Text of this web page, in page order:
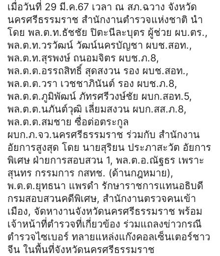
เมื่อวันที่ 29 มี.ค.67 เวลา ณ สภ.ฉวาง จังหวัด
นครศรีธรรมราช สำนักงานตำรวจแห่งชาติ นำ
โดย พล.ต.ท.ธัชชัย ปิตะนีละบุตร ผู้ช่วย ผบ.ตร.,
พล.ต.ท.วรวัฒน์ วัฒน์นครบัญชา ผบช.สอท.,
พล.ต.ท.สุรพงษ์ ถนอมจิตร ผบช.ภ.8,
พล.ต.ต.อรรถสิทธิ์ สุดสงวน รอง ผบช.สอท.,
พล.ต.ต.วรา เวชชาภินันต์ รอง ผบช.ภ.8,
พล.ต.ต.ภูมิพัฒน์ ภัทรศรีวงษ์ชัย ผบก.สอท.5,
พล.ต.ต.นภันต์วุฒิ เลี่ยมสงวน ผบก.สส.ภ.8,
พล.ต.ต.สมชาย ซื่อต่อตระกูล
ผบก.ภ.จว.นครศรีธรรมราช ร่วมกับ สำนักงาน
อัยการสูงสุด โดย นายสุริยน ประภาสะวัต อัยการ
พิเศษ ฝ่ายการสอบสวน 1, พล.ต.อ.ณัฐธร เพราะ
สุนทร กรรมการ กสทช. (ด้านกฎหมาย),
พ.ต.ต.ยุทธนา แพรดำ รักษาราชการแทนอธิบดี
กรมสอบสวนคดีพิเศษ, สำนักงานตรวจคนเข้า
เมือง, จัดหางานจังหวัดนครศรีธรรมราช พร้อม
เจ้าหน้าที่ตำรวจที่เกี่ยวข้อง ร่วมแถลงข่าวกรณี
ตำรวจไซเบอร์ ทลายแหล่งแก๊งคอลเซ็นเตอร์ชาว
จีน ในพื้นที่จังหวัดนครศรีธรรมราช